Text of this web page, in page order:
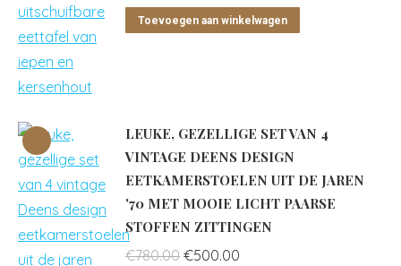
Toevoegen aan winkelwagen
LEUKE, GEZELLIGE SET VAN 4
VINTAGE DEENS DESIGN
EETKAMERSTOELEN UIT DE JAREN
'70 MET MOOIE LICHT PAARSE
STOFFEN ZITTINGEN
€780.00 Oorspronkelijke
€500.00